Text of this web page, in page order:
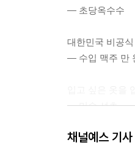
― 초당옥수수
대한민국 비공
― 수입 맥주 만
― 머슬 셔츠
여름만 되면 엄
채널예스 기사